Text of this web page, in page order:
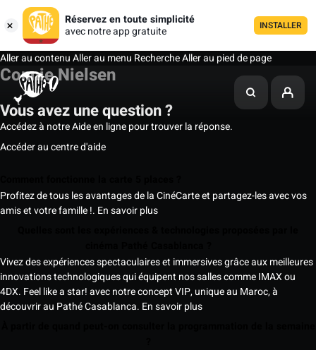
Réservez en toute simplicité
avec notre app gratuite
INSTALLER
Aller au contenuAller au menu RechercheAller au pied de page
Connie Nielsen
Vous avez une question ?
Accédez à notre Aide en ligne pour trouver la réponse.
Accéder au centre d'aide
Profitez de tous les avantages de la CinéCarte et partagez-les avec vos
amis et votre famille !. En savoir plus
Vivez des expériences spectaculaires et immersives grâce aux meilleures
innovations technologiques qui équipent nos salles comme IMAX ou
4DX. Feel like a star! avec notre concept VIP, unique au Maroc, à
découvrir au Pathé Casablanca. En savoir plus